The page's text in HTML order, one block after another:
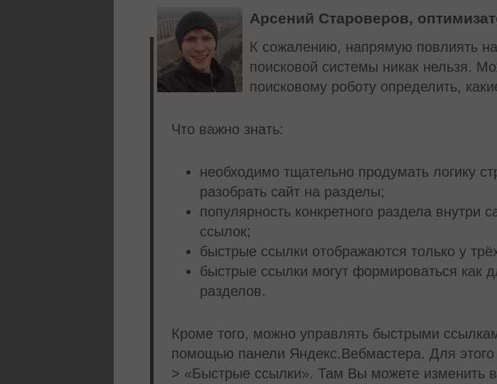
Арсений Староверов,
К сожалению, напрямую повлиять
поисковой системы никак нельзя.
поисковому роботу определить,
Что важно знать:
необходимо тщательно продумать логику
разобрать сайт на разделы;
популярность конкретного раздела внутри
ссылок;
быстрые ссылки отображаются только у
быстрые ссылки могут формироваться как
разделов.
Кроме того, можно управлять быстрыми
помощью панели Яндекс.Вебмастера. Для
> «Быстрые ссылки». Там Вы можете изменить